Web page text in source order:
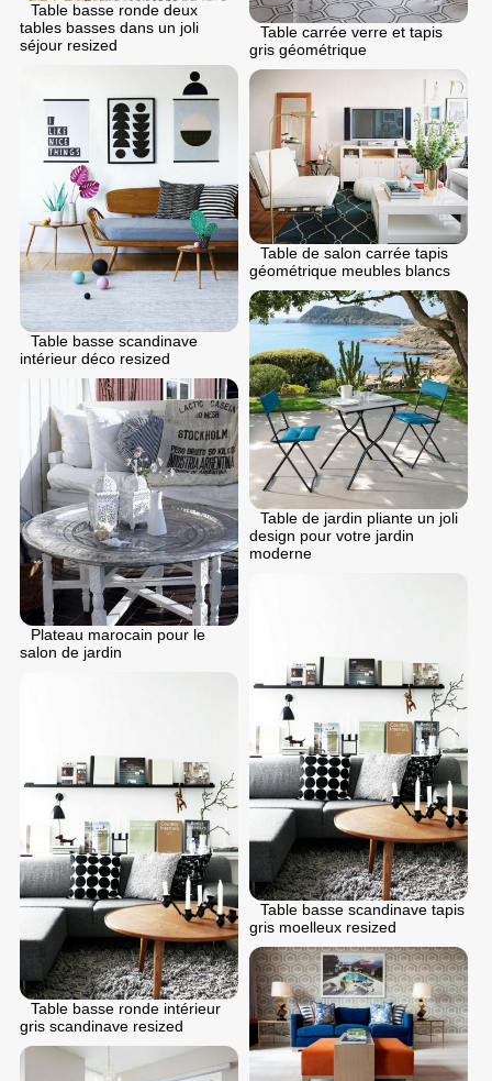
Table carrée verre et tapis
gris géométrique
Table basse ronde deux
tables basses dans un joli
séjour resized
Table basse scandinave
intérieur déco resized
Table de salon carrée tapis
géométrique meubles blancs
Table de jardin pliante un joli
design pour votre jardin
moderne
Plateau marocain pour le
salon de jardin
Table basse scandinave tapis
gris moelleux resized
Table basse ronde intérieur
gris scandinave resized